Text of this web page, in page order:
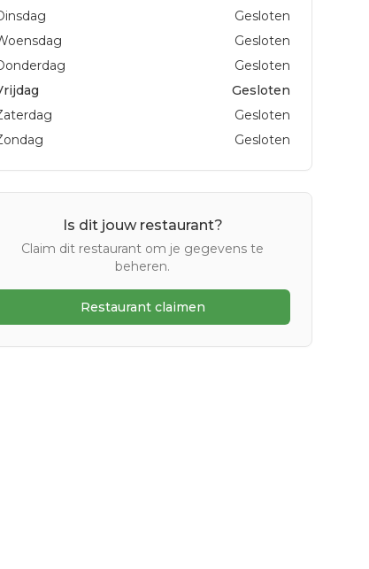
Gesloten
Gesloten
Gesloten
Gesloten
Gesloten
Gesloten
Is dit jouw restaurant?
Claim dit restaurant om je gegevens te
beheren.
Restaurant claimen